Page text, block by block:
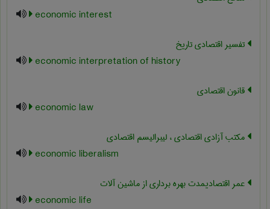
economic interest
تفسیر اقتصادی تاریخ
economic interpretation of history
قانون اقتصادی
economic law
مکتب آزادی اقتصادی ، لیبرالیسم اقتصادی
economic liberalism
عمر اقتصادیمدت بهره برداری از ماشین آلات
economic life